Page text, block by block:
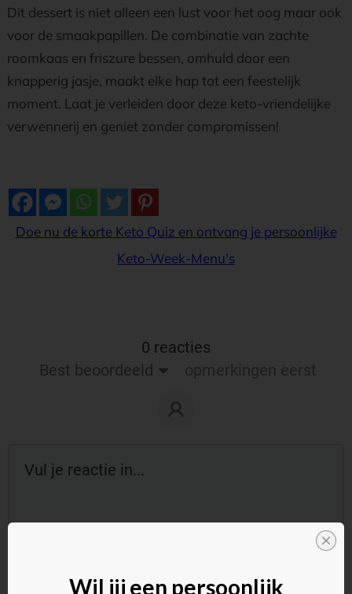
Dit dessert is niet alleen een lust voor het oog maar ook
voor de smaakpapillen. De combinatie van zachte
roomkaas en friszure bessen, omhuld door een
knapperig jasje, maakt elke hap tot een feestelijk
moment. Laat je verleiden door deze keto-vriendelijke
verwennerij en geniet zonder compromissen!
Doe nu de korte Keto Quiz en ontvang je persoonlijke
Keto-Week-Menu's
0 reacties
Best beoordeeld
opmerkingen eerst
Wil jij een persoonlijk